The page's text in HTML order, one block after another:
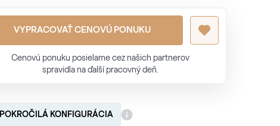
VYPRACOVAŤ CENOVÚ PONUKU
Cenovú ponuku posielame cez našich partnerov
spravidla na ďalší pracovný deň.
POKROČILÁ KONFIGURÁCIA